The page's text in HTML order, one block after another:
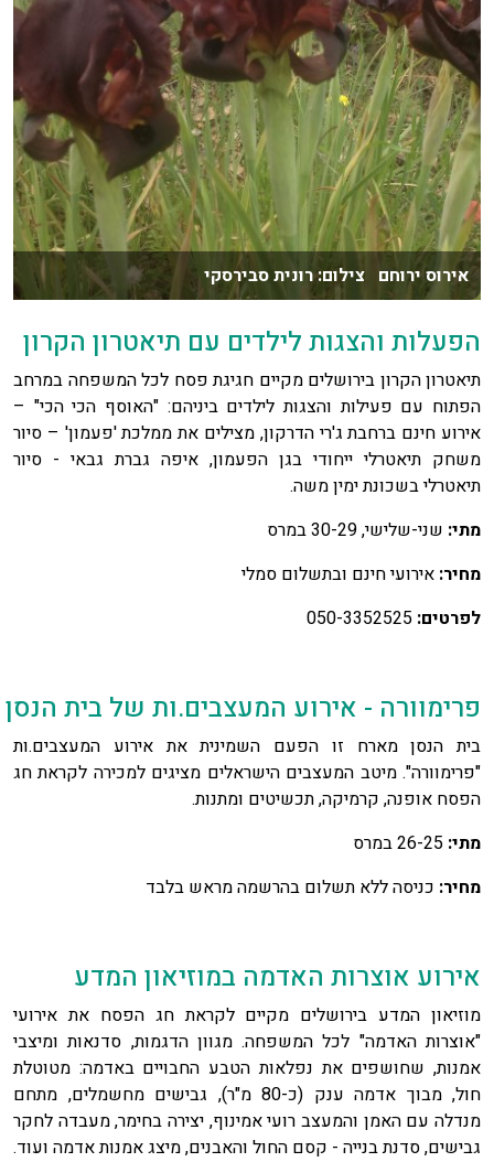
אירוס ירוחם צילום: רונית סבירסקי
הפעלות והצגות לילדים עם תיאטרון הקרון
תיאטרון הקרון בירושלים מקיים חגיגת פסח לכל המשפחה במרחב
הפתוח עם פעילות והצגות לילדים ביניהם: "האוסף הכי הכי" –
אירוע חינם ברחבת ג'רי הדרקון, מצילים את ממלכת 'פעמון' – סיור
משחק תיאטרלי ייחודי בגן הפעמון, איפה גברת גבאי - סיור
תיאטרלי בשכונת ימין משה.
מתי: שני-שלישי, 30-29 במרס
מחיר: אירועי חינם ובתשלום סמלי
לפרטים:
פרימוורה - אירוע המעצבים.ות של בית הנסן
בית הנסן מארח זו הפעם השמינית את אירוע המעצבים.ות
"פרימוורה". מיטב המעצבים הישראלים מציגים למכירה לקראת חג
הפסח אופנה, קרמיקה, תכשיטים ומתנות.
מתי:
מחיר: כניסה ללא תשלום בהרשמה מראש בלבד
אירוע אוצרות האדמה במוזיאון המדע
מוזיאון המדע בירושלים מקיים לקראת חג הפסח את אירועי
"אוצרות האדמה" לכל המשפחה. מגוון הדגמות, סדנאות ומיצבי
אמנות, שחושפים את נפלאות הטבע החבויים באדמה: מטוטלת
חול, מבוך אדמה ענק (כ-80 מ"ר), גבישים מחשמלים, מתחם
מנדלה עם האמן והמעצב רועי אמינוף, יצירה בחימר, מעבדה לחקר
גבישים, סדנת בנייה - קסם החול והאבנים, מיצג אמנות אדמה ועוד.